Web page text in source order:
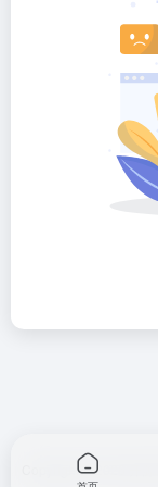
Copyright © 2026